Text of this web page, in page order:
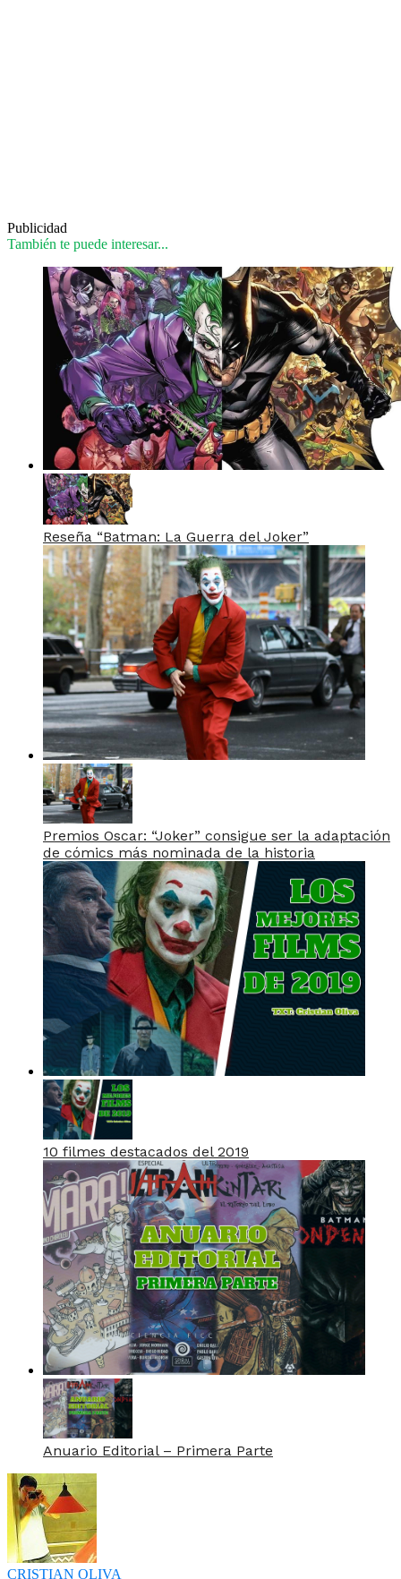
Publicidad
También te puede interesar...
Reseña “Batman: La Guerra del Joker”
Premios Oscar: “Joker” consigue ser la adaptación
de cómics más nominada de la historia
10 filmes destacados del 2019
Anuario Editorial – Primera Parte
CRISTIAN OLIVA